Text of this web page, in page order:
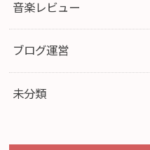
音楽レビュー
ブログ運営
未分類